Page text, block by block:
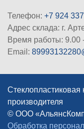
Телефон: +7 924
Адрес склада: г.
Время работы: 9.00
Email:
Стеклопластиковая
производителя
© ООО
Обработка